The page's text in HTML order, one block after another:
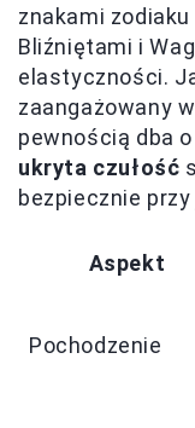
znakami
Bliźniętami i
elastyczności.
zaangażowany
pewnością dba
ukryta czułość
bezpiecznie
Aspekt
Pochodzenie